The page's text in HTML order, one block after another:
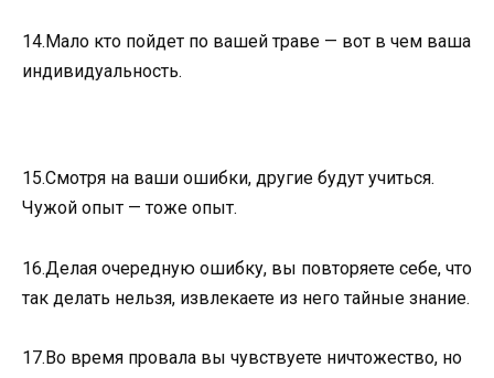
14.Мало кто пойдет по вашей траве — вот в чем ваша
индивидуальность.
15.Смотря на ваши ошибки, другие будут учиться.
Чужой опыт — тоже опыт.
16.Делая очередную ошибку, вы повторяете себе, что
так делать нельзя, извлекаете из него тайные знание.
17.Во время провала вы чувствуете ничтожество, но